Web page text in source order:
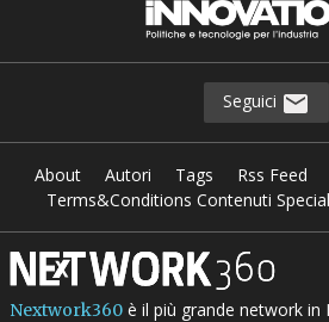
Seguici
About Autori Tags Rss Feed
Terms&Conditions Contenuti
Nextwork360è il più grande network in